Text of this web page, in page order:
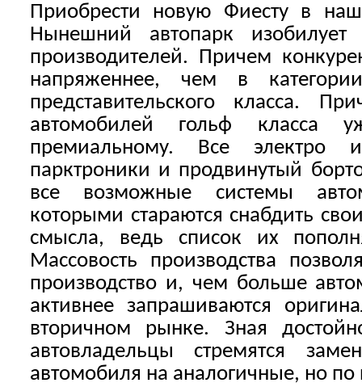
Приобрести новую Фиесту в
Нынешний автопарк
производителей. Причем
напряженнее, чем в
представительского класса.
автомобилей гольф класса
премиальному. Все электро
парктроники и продвинутый
все возможные системы
которыми стараются снабдить
смысла, ведь список их
Массовость производства
производство и, чем больше
активнее запрашиваются
вторичном рынке. Зная
автовладельцы стремятся
автомобиля на аналогичные, но